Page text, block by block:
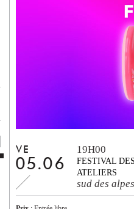
VE
05.06
19H00
FESTIVAL
ATELIERS
sud des alpes